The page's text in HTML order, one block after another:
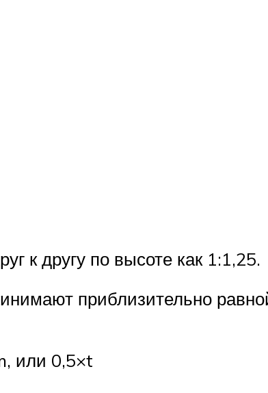
к другу по высоте как 1:1,25.
приблизительно
или 0,5×t